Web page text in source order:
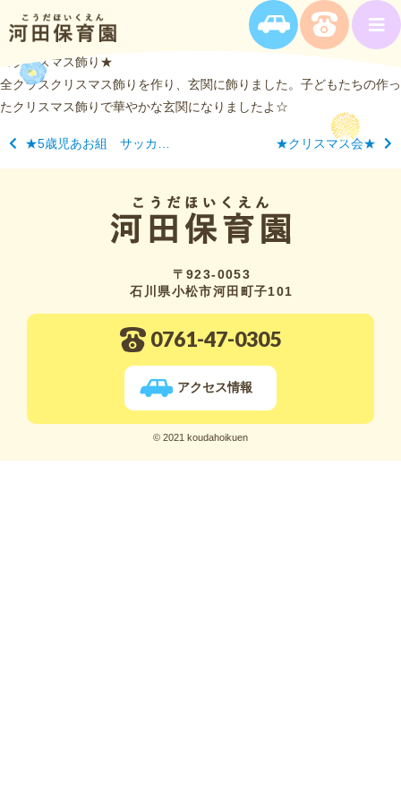
★クリスマス飾り★
全クラスクリスマス飾りを作り、玄関に飾りました。子どもたちの作っ
たクリスマス飾りで華やかな玄関になりましたよ☆
★クリスマス会★
〒923-0053
石川県小松市河田町子101
0761-47-0305
アクセス情報
© 2021 koudahoikuen